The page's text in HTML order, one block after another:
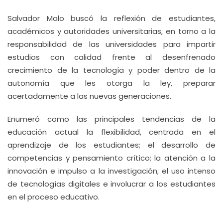
Salvador Malo buscó la reflexión de estudiantes,
académicos y autoridades universitarias, en torno a la
responsabilidad de las universidades para impartir
estudios con calidad frente al desenfrenado
crecimiento de la tecnología y poder dentro de la
autonomía que les otorga la ley, preparar
acertadamente a las nuevas generaciones.
Enumeró como las principales tendencias de la
educación actual la flexibilidad, centrada en el
aprendizaje de los estudiantes; el desarrollo de
competencias y pensamiento crítico; la atención a la
innovación e impulso a la investigación; el uso intenso
de tecnologías digitales e involucrar a los estudiantes
en el proceso educativo.